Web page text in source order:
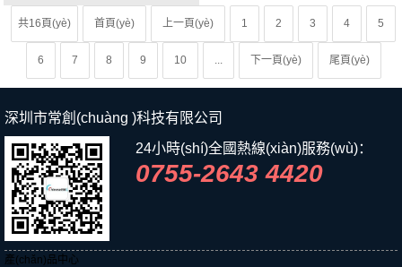
(wǎng)...
共16頁(yè) 首頁(yè) 上一頁(yè) 1 2 3 4 5
6 7 8 9 10 ... 下一頁(yè) 尾頁(yè)
深圳市常創(chuàng )科技有限公司
24小時(shí)全國熱線(xiàn)服務(wù)：
0755-2643 4420
產(chǎn)品中心